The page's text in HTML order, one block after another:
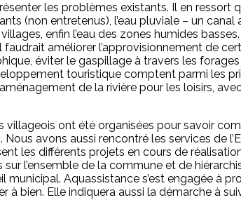
les problèmes existants. Il en ressort
(non entretenus), l’eau pluviale – un
enfin l’eau des zones humides
améliorer l’approvisionnement de
éviter le gaspillage à travers les
touristique comptent parmi les
de la rivière pour les loisirs,
villageois ont été organisées pour savoir
avons aussi rencontré les services de
les différents projets en cours de
l’ensemble de la commune et de
Aquassistance s’est engagée à
bien. Elle indiquera aussi la démarche à